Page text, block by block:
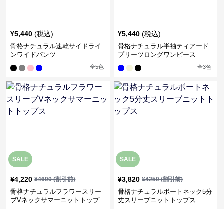
¥5,440 (税込)
骨格ナチュラル速乾サイドライ
ンワイドパンツ
全5色
¥5,440 (税込)
骨格ナチュラル半袖ティアード
プリーツロングワンピース
全3色
SALE
¥4,220 ¥4690(割引前)
骨格ナチュラルフラワースリー
ブVネックサマーニットトップ
SALE
¥3,820 ¥4250(割引前)
骨格ナチュラルボートネック5分
丈スリーブニットトップス